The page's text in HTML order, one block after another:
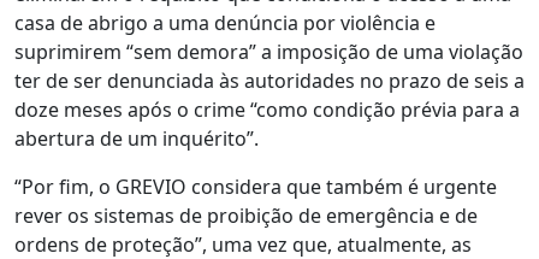
casa de abrigo a uma denúncia por violência e
suprimirem “sem demora” a imposição de uma violação
ter de ser denunciada às autoridades no prazo de seis a
doze meses após o crime “como condição prévia para a
abertura de um inquérito”.
“Por fim, o GREVIO considera que também é urgente
rever os sistemas de proibição de emergência e de
ordens de proteção”, uma vez que, atualmente, as